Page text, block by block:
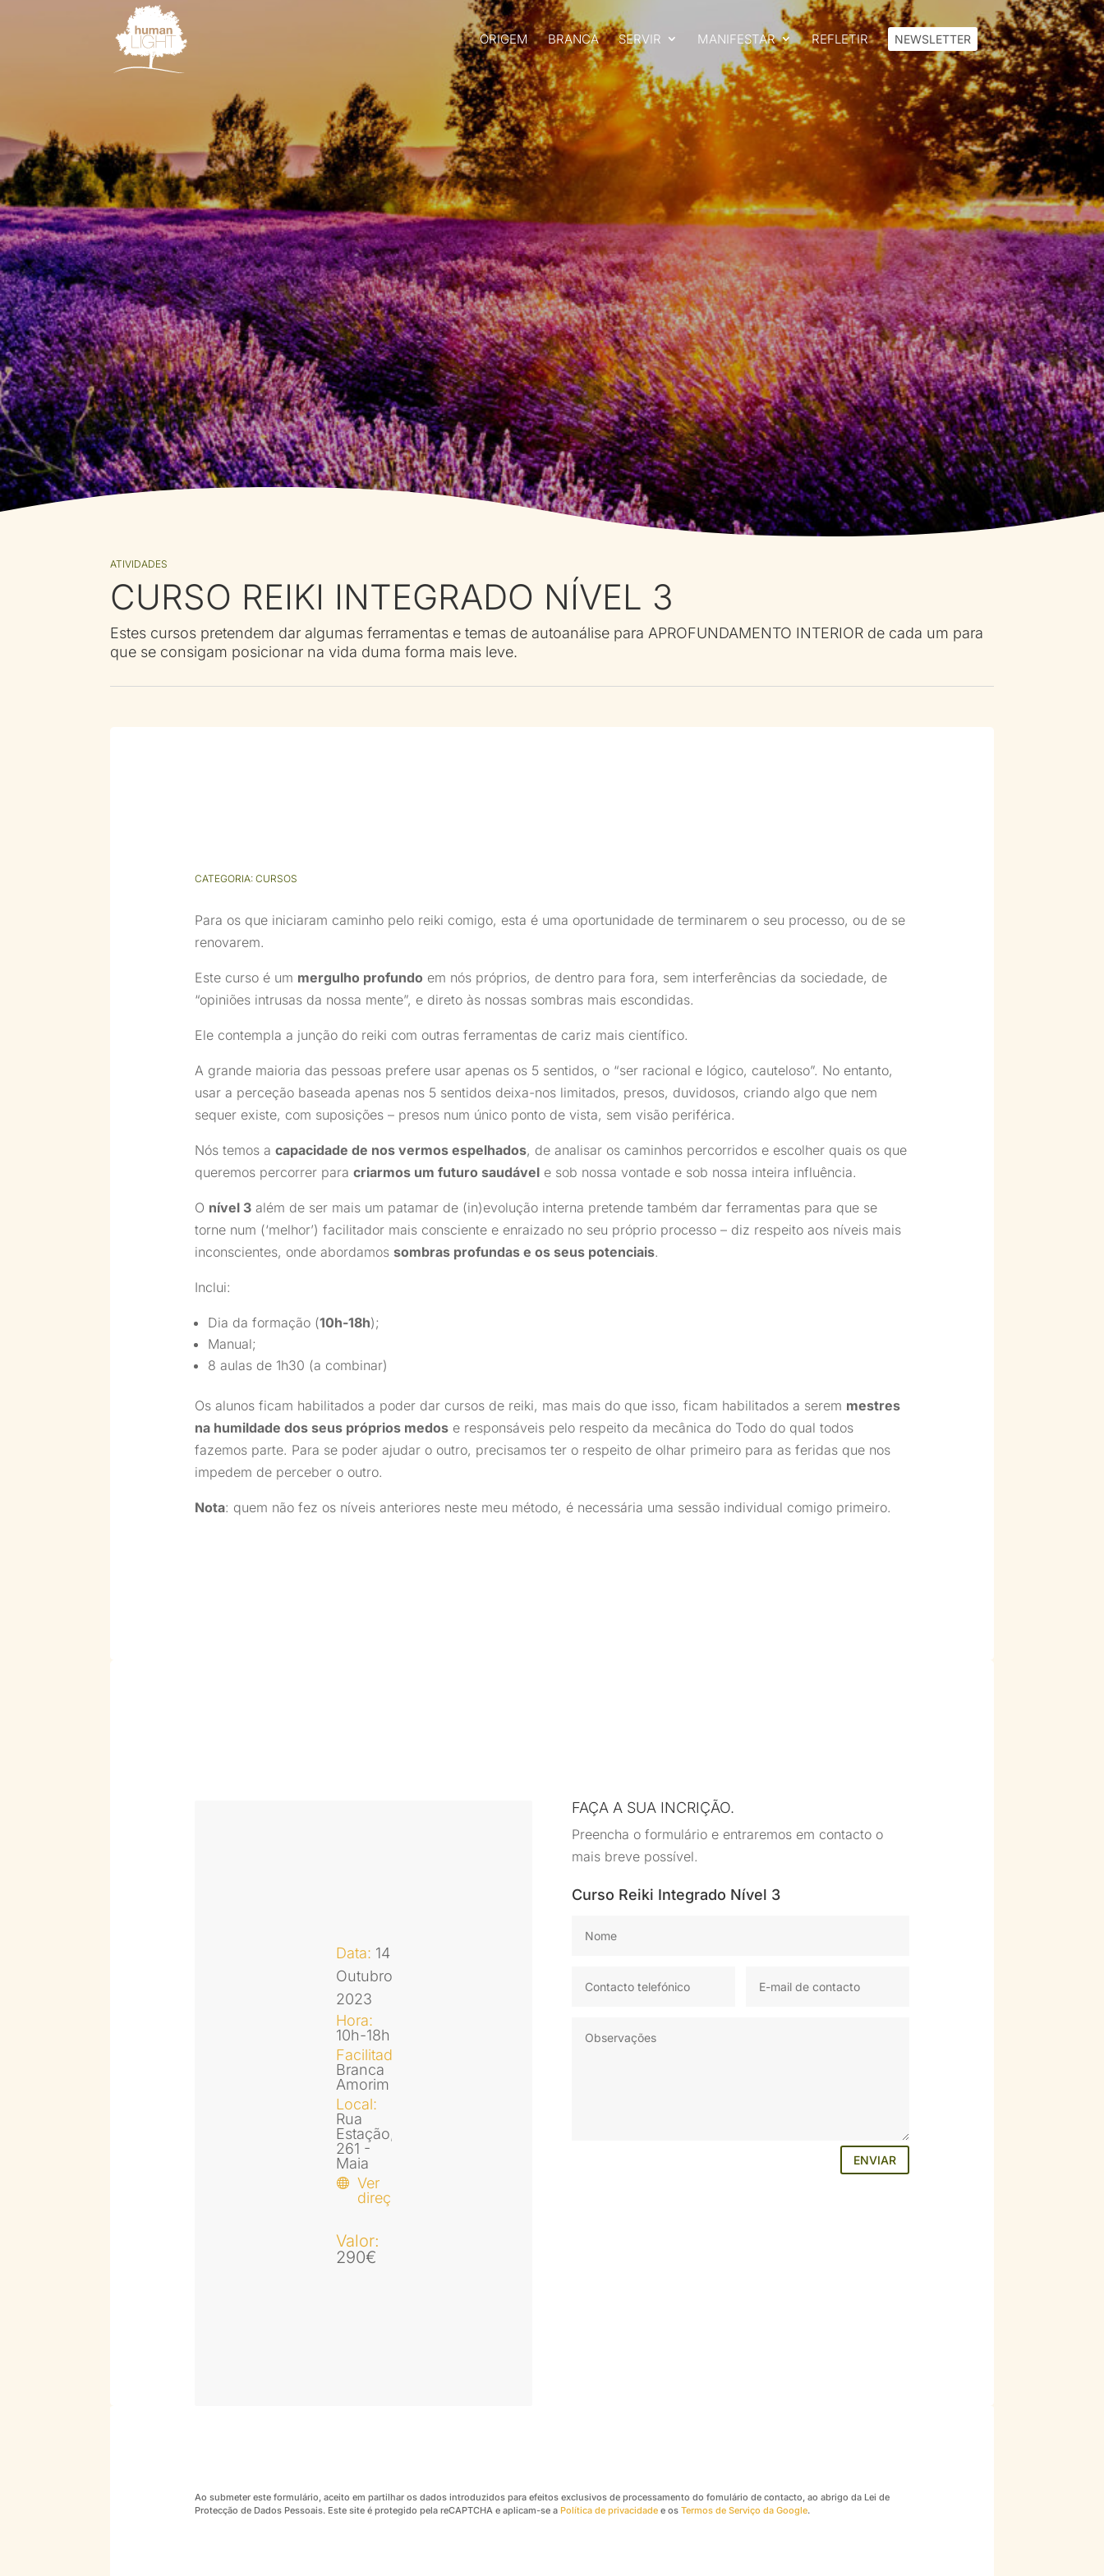
ORIGEM BRANCA SERVIR MANIFESTAR REFLETIR NEWSLETTER
ATIVIDADES
CURSO REIKI INTEGRADO NÍVEL 3
Estes cursos pretendem dar algumas ferramentas e temas de autoanálise para APROFUNDAMENTO INTERIOR de cada um para
que se consigam posicionar na vida duma forma mais leve.
CATEGORIA:CURSOS
Para os que iniciaram caminho pelo reiki comigo, esta é uma oportunidade de terminarem o seu processo, ou de se
renovarem.
Este curso é um mergulho profundo em nós próprios, de dentro para fora, sem interferências da sociedade, de
“opiniões intrusas da nossa mente”, e direto às nossas sombras mais escondidas.
Ele contempla a junção do reiki com outras ferramentas de cariz mais científico.
A grande maioria das pessoas prefere usar apenas os 5 sentidos, o “ser racional e lógico, cauteloso”. No entanto,
usar a perceção baseada apenas nos 5 sentidos deixa-nos limitados, presos, duvidosos, criando algo que nem
sequer existe, com suposições – presos num único ponto de vista, sem visão periférica.
Nós temos acapacidade de nos vermos espelhados, de analisar os caminhos percorridos e escolher quais os que
queremos percorrer paracriarmos um futuro saudável e sob nossa vontade e sob nossa inteira influência.
O nível 3 além de ser mais um patamar de (in)evolução interna pretende também dar ferramentas para que se
torne num (‘melhor’) facilitador mais consciente e enraizado no seu próprio processo – diz respeito aos níveis mais
inconscientes, onde abordamos sombras profundas e os seus potenciais.
Inclui:
Dia da formação (10h-18h);
Manual;
8 aulas de 1h30 (a combinar)
Os alunos ficam habilitados a poder dar cursos de reiki, mas mais do que isso, ficam habilitados a serem mestres
na humildade dos seus próprios medos e responsáveis pelo respeito da mecânica do Todo do qual todos
fazemos parte. Para se poder ajudar o outro, precisamos ter o respeito de olhar primeiro para as feridas que nos
impedem de perceber o outro.
Nota: quem não fez os níveis anteriores neste meu método, é necessária uma sessão individual comigo primeiro.
Data: 14
Outubro
2023
Hora:
10h-18h
Facilitador
Branca
Amorim
Local:
Rua
Estação,
261 -
Maia
Ver
direções
Valor:
290€
FAÇA A SUA INCRIÇÃO.
Preencha o formulário e entraremos em contacto o
mais breve possível.
Curso Reiki Integrado Nível 3
ENVIAR
Ao submeter este formulário, aceito em partilhar os dados introduzidos para efeitos exclusivos de processamento do fomulário de contacto, ao abrigo da Lei de
Protecção de Dados Pessoais. Este site é protegido pela reCAPTCHA e aplicam-se a Política de privacidade e osTermos de Serviço da Google.